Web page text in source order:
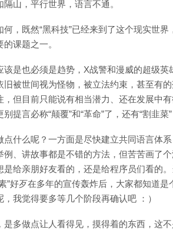
隔山，平行世界，语言不通。
何，既然“黑科技”已经来到了这个现实世
的课题之一。
该是也必须是趋势，X战警和漫威的超级
旧被世间视为怪物，被立法约束，甚至有
，但目前只能说有相当潜力、还在发展中
别提言必称“颠覆”和“革命”了，还有“割韭菜
点什么呢？一方面是尽快建立共同语言体
例、讲故事都是不错的方法，但苦苦画了
是给亲朋好友看的，还是给程序员们看的
”好歹在多年的宣传轰炸后，大家都知道是
，我觉得要多等几个阶段再确认吧 ：）
是多做点让人看得见，摸得着的东西，这